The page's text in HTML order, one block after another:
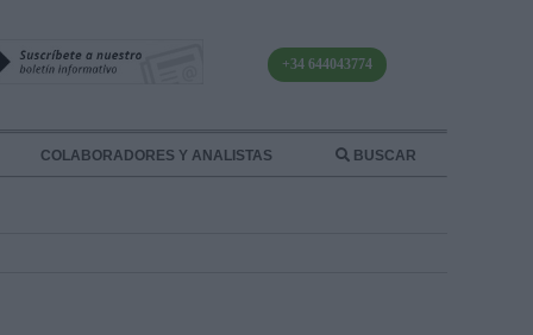
+34 644043774
COLABORADORES Y ANALISTAS BUSCAR